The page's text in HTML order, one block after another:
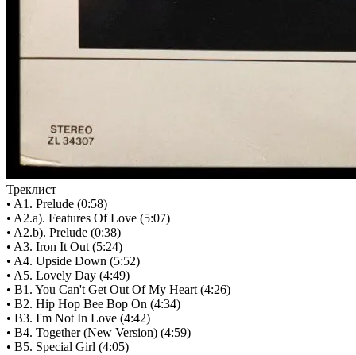
Треклист
• A1. Prelude (0:58)
• A2.a). Features Of Love (5:07)
• A2.b). Prelude (0:38)
• A3. Iron It Out (5:24)
• A4. Upside Down (5:52)
• A5. Lovely Day (4:49)
• B1. You Can't Get Out Of My Heart (4:26)
• B2. Hip Hop Bee Bop On (4:34)
• B3. I'm Not In Love (4:42)
• B4. Together (New Version) (4:59)
• B5. Special Girl (4:05)